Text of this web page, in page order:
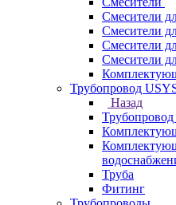
Смесители
Смесители
Смесители
Смесители
Трубопровод
Назад
Труба
Фитинг